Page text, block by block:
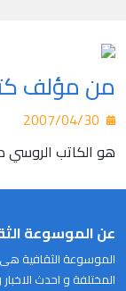
من مؤلف
هو الكاتب
عن الموسوعة
الموسوعة الثقافية
المختلفة و احدث